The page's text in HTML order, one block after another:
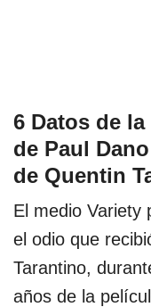
6 Datos de
de Paul
de Quentin
El medio Variety
el odio que
Tarantino,
años de la